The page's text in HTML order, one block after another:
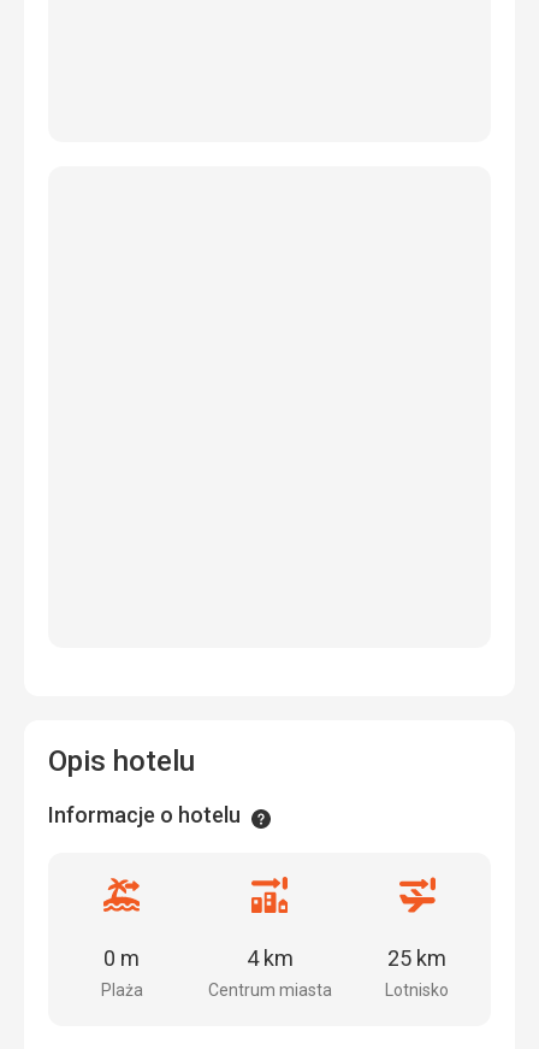
Opis hotelu
Informacje o hotelu Informacje
Odległość
plaży
Plaża
0 m
Odległość
centrum
Centrum miasta
4 km
Odległość
lotniska
Lotnisko
25 km